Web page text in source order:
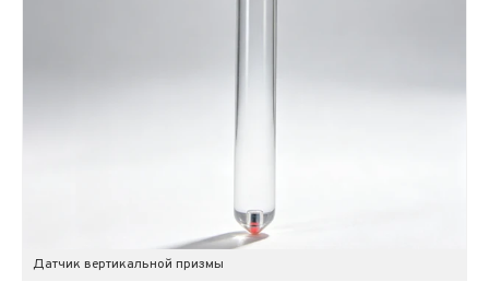
Датчик вертикальной призмы